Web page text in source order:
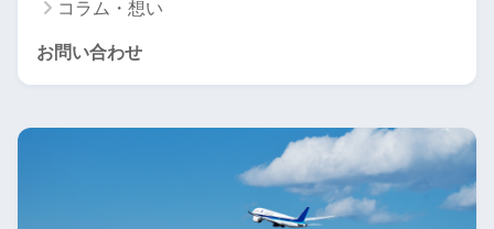
コラム・想い
お問い合わせ